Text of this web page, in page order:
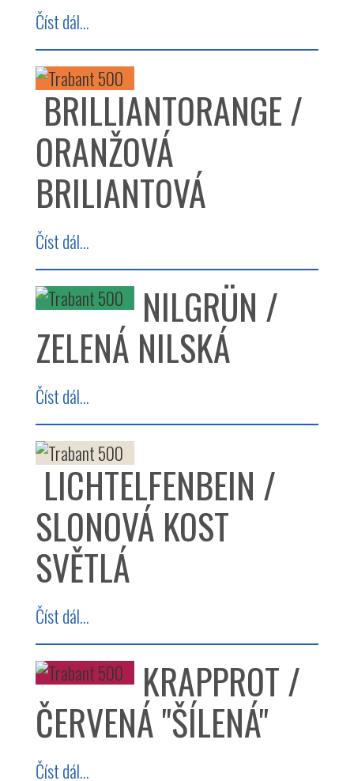
Číst dál...
BRILLIANTORANGE /
ORANŽOVÁ
BRILIANTOVÁ
Číst dál...
NILGRÜN /
ZELENÁ NILSKÁ
Číst dál...
LICHTELFENBEIN /
SLONOVÁ KOST
SVĚTLÁ
Číst dál...
KRAPPROT /
ČERVENÁ "ŠÍLENÁ"
Číst dál...